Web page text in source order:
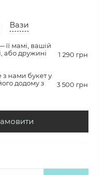
Вази
мамі, вашій
або дружині
1 290 грн
з нами букет у
додому з
3 500 грн